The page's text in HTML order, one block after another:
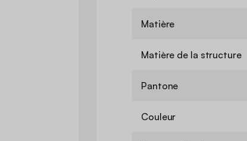
Matière
Matière de la structure
Pantone
Couleur